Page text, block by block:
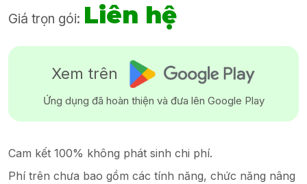
Giá trọn gói: Liên hệ
Xem trên
Ứng dụng đã hoàn thiện và đưa lên Google Play
Cam kết 100% không phát sinh chi phí.
Phí trên chưa bao gồm các tính năng, chức năng nâng